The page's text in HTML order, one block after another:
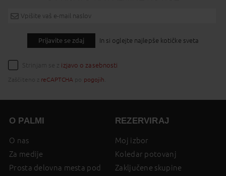
Prijavite se zdaj In si oglejte najlepše kotičke sveta
Strinjam se z izjavo o zasebnosti
Zaščiteno z reCAPTCHA pogojih
O PALMI
O nas
Za medije
Prosta delovna mesta pod
REZERVIRAJ
Moj izbor
Koledar potovanj
Zaključene skupine